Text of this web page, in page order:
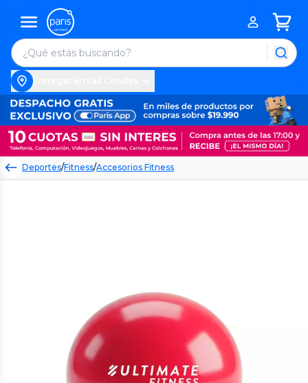
Deportes/Fitness/Accesorios Fitness